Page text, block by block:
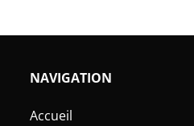
NAVIGATION
Accueil